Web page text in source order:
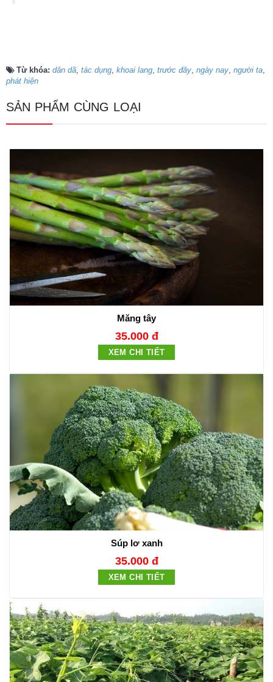
Từ khóa: dân dã, tác dụng, khoai lang, trước đây, ngày nay, người ta,
phát hiện
SẢN PHẨM CÙNG LOẠI
Măng tây
35.000 đ
XEM CHI TIẾT
Súp lơ xanh
35.000 đ
XEM CHI TIẾT